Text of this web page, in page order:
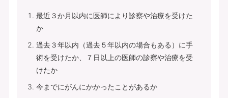
最近３か月以内に医師により診察や治療を受けた
か
過去３年以内（過去５年以内の場合もある）に手
術を受けたか、７日以上の医師の診察や治療を受
けたか
今までにがんにかかったことがあるか